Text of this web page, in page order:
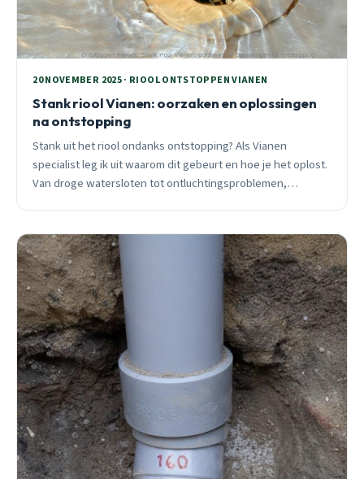
20 NOVEMBER 2025 · RIOOL ONTSTOPPEN VIANEN
Stank riool Vianen: oorzaken en oplossingen
na ontstopping
Stank uit het riool ondanks ontstopping? Als Vianen
specialist leg ik uit waarom dit gebeurt en hoe je het oplost.
Van droge watersloten tot ontluchtingsproblemen,